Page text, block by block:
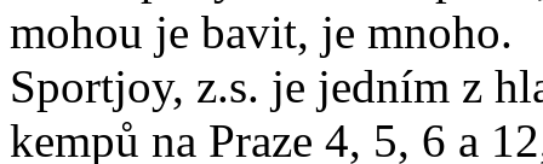
mohou je bavit, je mnoho.
Sportjoy, z.s. je jedním z
kempů na Praze 4, 5, 6 a